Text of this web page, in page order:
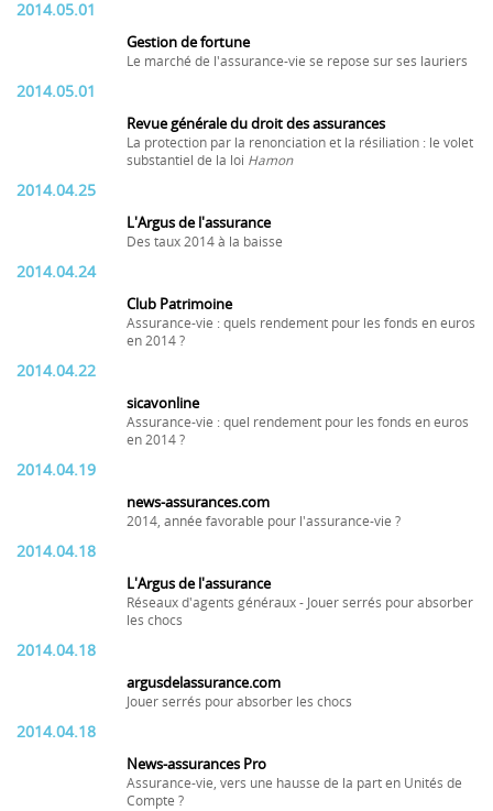
2014.05.01
Gestion de fortune
Le marché de l'assurance-vie se repose sur ses lauriers
2014.05.01
Revue générale du droit des assurances
La protection par la renonciation et la résiliation : le volet
substantiel de la loi Hamon
2014.04.25
L'Argus de l'assurance
Des taux 2014 à la baisse
2014.04.24
Club Patrimoine
Assurance-vie : quels rendement pour les fonds en euros
en 2014 ?
2014.04.22
sicavonline
Assurance-vie : quel rendement pour les fonds en euros
en 2014 ?
2014.04.19
news-assurances.com
2014, année favorable pour l'assurance-vie ?
2014.04.18
L'Argus de l'assurance
Réseaux d'agents généraux - Jouer serrés pour absorber
les chocs
2014.04.18
argusdelassurance.com
Jouer serrés pour absorber les chocs
2014.04.18
News-assurances Pro
Assurance-vie, vers une hausse de la part en Unités de
Compte ?